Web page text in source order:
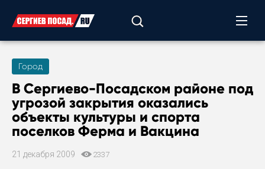
Город
В Сергиево-Посадском районе под
угрозой закрытия оказались
объекты культуры и спорта
поселков Ферма и Вакцина
21 декабря 2009 2337